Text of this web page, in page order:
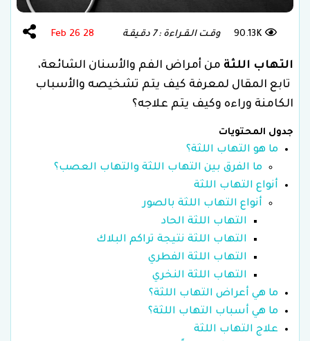
90.13K وقـت الـقـراءة : 7 دقـيقـة 28 Feb 26
التهاب اللثة من أمراض الفم والأسنان الشائعة،
تابع المقال لمعرفة كيف يتم تشخيصه والأسباب
الكامنة وراءه وكيف يتم علاجه؟
جدول المحتويات
ما هو التهاب اللثة؟
ما الفرق بين التهاب اللثة والتهاب العصب؟
أنواع التهاب اللثة
أنواع التهاب اللثة بالصور
التهاب اللثة الحاد
التهاب اللثة نتيجة تراكم البلاك
التهاب اللثة الفطري
التهاب اللثة النخري
ما هي أعراض التهاب اللثة؟
ما هي أسباب التهاب اللثة؟
علاج التهاب اللثة